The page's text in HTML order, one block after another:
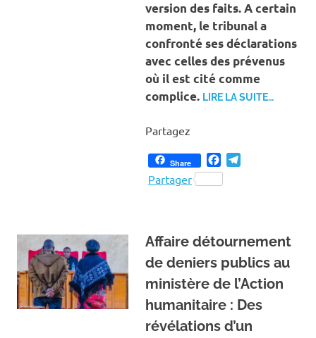
version des faits. A certain
moment, le tribunal a
confronté ses déclarations
avec celles des prévenus
où il est cité comme
complice. LIRE LA SUITE…
Partagez
Share Facebook
Partager
Affaire détournement
de deniers publics au
ministère de l’Action
humanitaire : Des
révélations d’un